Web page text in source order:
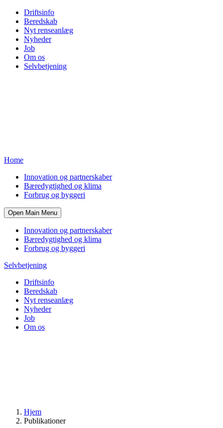
Driftsinfo
Beredskab
Nyt renseanlæg
Nyheder
Job
Om os
Selvbetjening
Home
Innovation og partnerskaber
Bæredygtighed og klima
Forbrug og byggeri
Open Main Menu
Innovation og partnerskaber
Bæredygtighed og klima
Forbrug og byggeri
Selvbetjening
Driftsinfo
Beredskab
Nyt renseanlæg
Nyheder
Job
Om os
Hjem
Publikationer